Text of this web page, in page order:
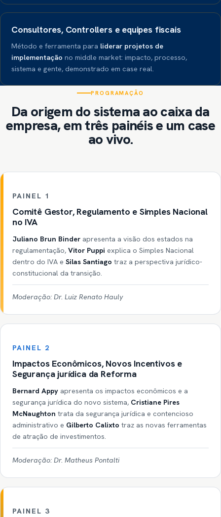
Consultores, Controllers e equipes fiscais
Método e ferramenta para liderar projetos de
implementação no middle market: impacto, processo,
sistema e gente, demonstrado em case real.
PROGRAMAÇÃO
Da origem do sistema ao caixa da
empresa, em três painéis e um case
ao vivo.
PAINEL 1
Comitê Gestor, Regulamento e Simples Nacional
no IVA
Juliano Brun Binder apresenta a visão dos estados na
regulamentação, Vitor Puppi explica o Simples Nacional
dentro do IVA e Silas Santiago traz a perspectiva jurídico-
constitucional da transição.
Moderação: Dr. Luiz Renato Hauly
PAINEL 2
Impactos Econômicos, Novos Incentivos e
Segurança jurídica da Reforma
Bernard Appy apresenta os impactos econômicos e a
segurança jurídica do novo sistema, Cristiane Pires
McNaughton trata da segurança jurídica e contencioso
administrativo e Gilberto Calixto traz as novas ferramentas
de atração de investimentos.
Moderação: Dr. Matheus Pontalti
PAINEL 3